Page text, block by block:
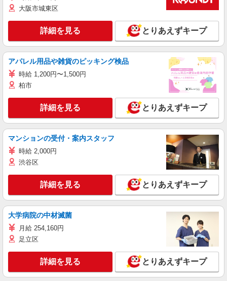
大阪市城東区
詳細を見る とりあえずキープ
アパレル用品や雑貨のピッキング検品
時給 1,200円〜1,500円
柏市
詳細を見る とりあえずキープ
マンションの受付・案内スタッフ
時給 2,000円
渋谷区
詳細を見る とりあえずキープ
大学病院の中材滅菌
月給 254,160円
足立区
詳細を見る とりあえずキープ